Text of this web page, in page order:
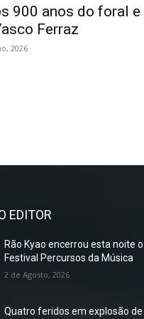
900 anos do foral e
Ferraz
2026
EDITOR
Rão Kyao encerrou esta noite o
Festival Percursos da Música
2 de Agosto, 2026
Quatro feridos em explosão de